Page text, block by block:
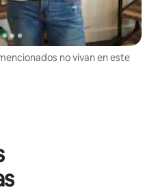
no vivan en este